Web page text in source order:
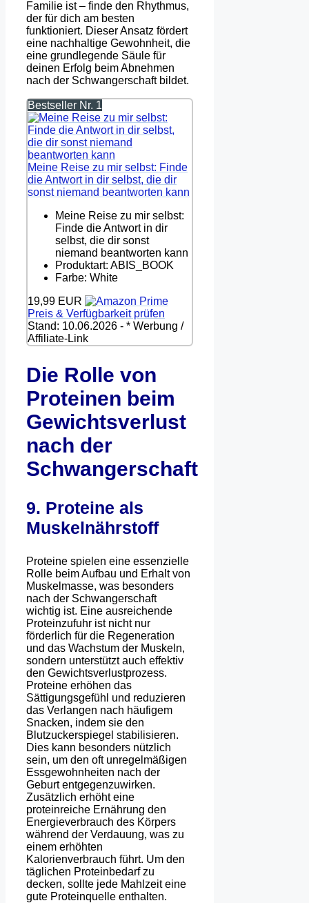
Familie ist – finde den Rhythmus,
der für dich am besten
funktioniert. Dieser Ansatz fördert
eine nachhaltige Gewohnheit, die
eine grundlegende Säule für
deinen Erfolg beim Abnehmen
nach der Schwangerschaft bildet.
Bestseller Nr. 1
Meine Reise zu mir selbst: Finde
die Antwort in dir selbst, die dir
sonst niemand beantworten kann
Meine Reise zu mir selbst:
Finde die Antwort in dir
selbst, die dir sonst
niemand beantworten kann
Produktart: ABIS_BOOK
Farbe: White
19,99 EUR
Preis & Verfügbarkeit prüfen
Stand: 10.06.2026 - * Werbung /
Affiliate-Link
Die Rolle von
Proteinen beim
Gewichtsverlust
nach der
Schwangerschaft
9. Proteine als
Muskelnährstoff
Proteine spielen eine essenzielle
Rolle beim Aufbau und Erhalt von
Muskelmasse, was besonders
nach der Schwangerschaft
wichtig ist. Eine ausreichende
Proteinzufuhr ist nicht nur
förderlich für die Regeneration
und das Wachstum der Muskeln,
sondern unterstützt auch effektiv
den Gewichtsverlustprozess.
Proteine erhöhen das
Sättigungsgefühl und reduzieren
das Verlangen nach häufigem
Snacken, indem sie den
Blutzuckerspiegel stabilisieren.
Dies kann besonders nützlich
sein, um den oft unregelmäßigen
Essgewohnheiten nach der
Geburt entgegenzuwirken.
Zusätzlich erhöht eine
proteinreiche Ernährung den
Energieverbrauch des Körpers
während der Verdauung, was zu
einem erhöhten
Kalorienverbrauch führt. Um den
täglichen Proteinbedarf zu
decken, sollte jede Mahlzeit eine
gute Proteinquelle enthalten.